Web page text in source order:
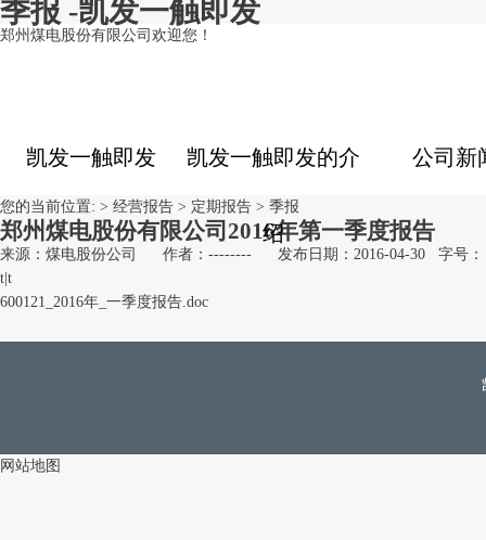
季报 -凯发一触即发
郑州煤电股份有限公司欢迎您！
凯发一触即发 凯发一触即发的介
绍
公司新
您的当前位置: > 经营报告 > 定期报告 > 季报
郑州煤电股份有限公司2016年第一季度报告
来源：煤电股份公司 作者：-------- 发布日期：2016-04-30
字号：
t t
600121_2016年_一季度报告.doc
网站地图